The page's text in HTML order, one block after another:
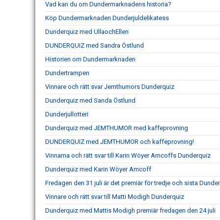
Vad kan du om Dundermarknadens historia?
Köp Dundermarknaden Dunderjuldelikatess
Dunderquiz med UllaochEllen
DUNDERQUIZ med Sandra Östlund
Historien om Dundermarknaden
Dundertrampen
Vinnare och rätt svar Jemthumors Dunderquiz
Dunderquiz med Sanda Östlund
Dunderjullotteri
Dunderquiz med JEMTHUMOR med kaffeprovning
DUNDERQUIZ med JEMTHUMOR och kaffeprovning!
Vinnarna och rätt svar till Karin Wöyer Amcoffs Dunderquiz
Dunderquiz med Karin Wöyer Amcoff
Fredagen den 31 juli är det premiär för tredje och sista
Vinnare och rätt svar till Matti Modigh Dunderquiz
Dunderquiz med Mattis Modigh premiär fredagen den 24 juli